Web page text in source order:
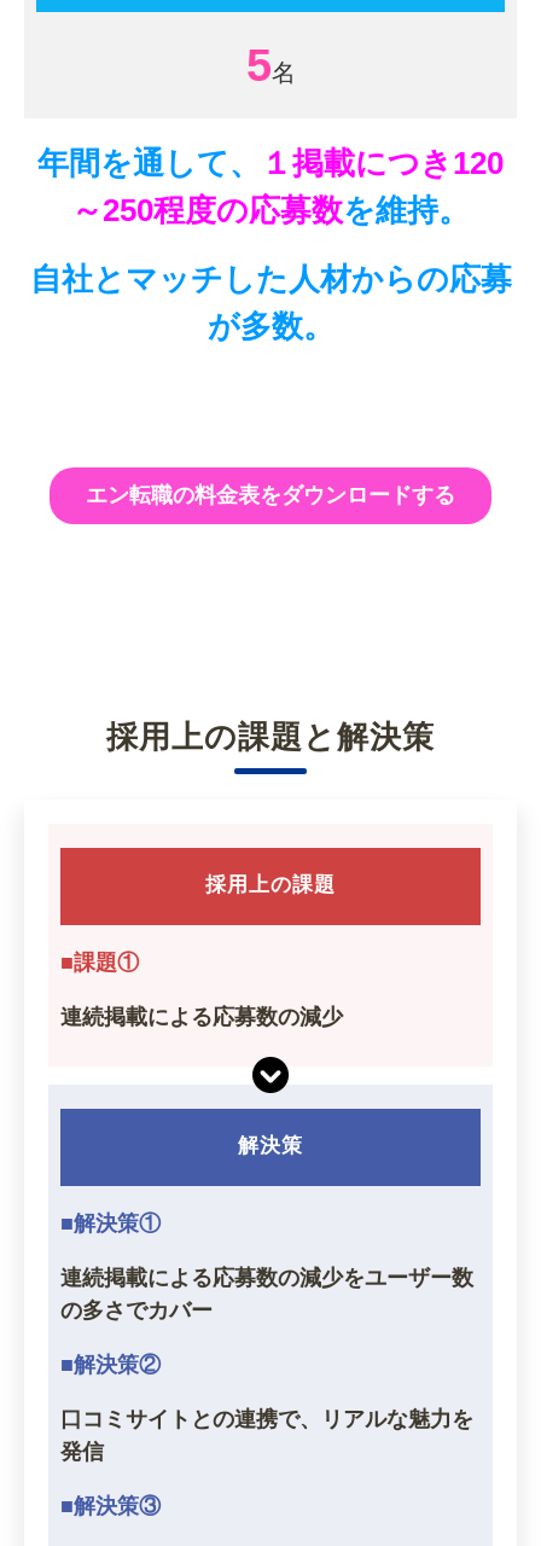
5
年間を通して、
１掲載につき120
～250程度の応募数を維持。
自社とマッチした人材からの応募
が多数。
エン転職の料金表をダウンロードする
採用上の課題と解決策
採用上の課題
■課題①
連続掲載による応募数の減少
解決策
■解決策①
連続掲載による応募数の減少をユーザー数
の多さでカバー
■解決策②
口コミサイトとの連携で、リアルな魅力を
発信
■解決策③